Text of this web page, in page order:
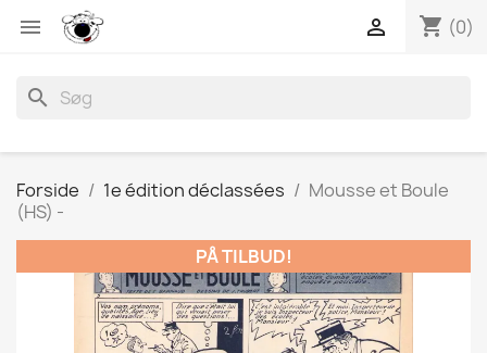
 shopping_cart (0)

search
Forside 1e édition déclassées
Mousse et Boule
(HS) -
PÅ TILBUD!